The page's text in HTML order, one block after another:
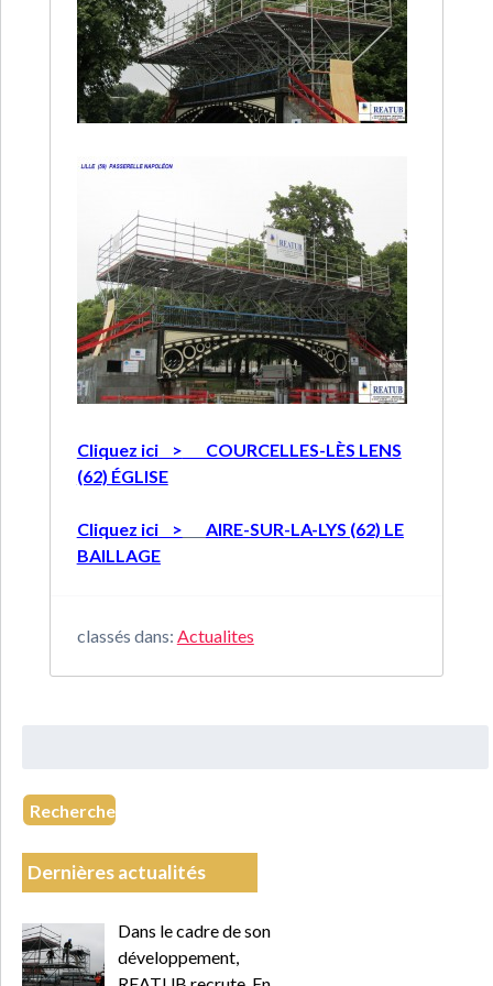
Cliquez ici > COURCELLES-LÈS LENS
(62) ÉGLISE
Cliquez ici >
AIRE-SUR-LA-LYS (62) LE
BAILLAGE
classés dans: Actualites
Recherche
Dernières actualités
Dans le cadre de son
développement,